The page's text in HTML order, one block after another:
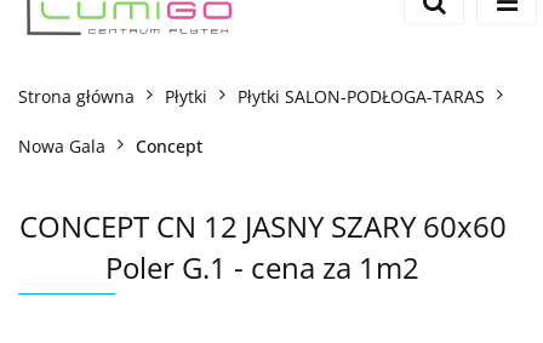
Strona główna Płytki Płytki SALON-PODŁOGA-TARAS
Nowa Gala Concept
CONCEPT CN 12 JASNY SZARY 60x60
Poler G.1 - cena za 1m2